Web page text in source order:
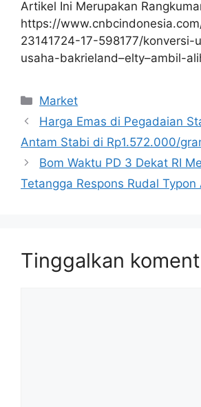
Artikel Ini Merupakan
https://
23141724-17-598177/
usaha-bakrieland–elty–ambil-
Kategori
Market
Harga Emas di Pegadaian
Antam Stabi di Rp1.572.000/
Bom Waktu PD 3 Dekat RI
Tetangga Respons Rudal Typon
Tinggalkan